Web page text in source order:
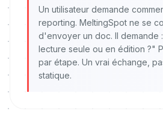
Un utilisateur demande
reporting. MeltingSpot ne se
d'envoyer un doc. Il demande
lecture seule ou en édition ?"
par étape. Un vrai échange,
statique.